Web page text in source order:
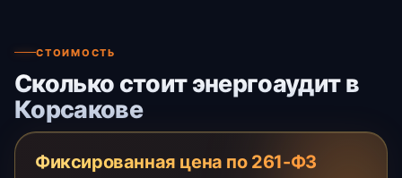
СТОИМОСТЬ
Сколько стоит энергоаудит в
Корсакове
Фиксированная цена по 261-ФЗ